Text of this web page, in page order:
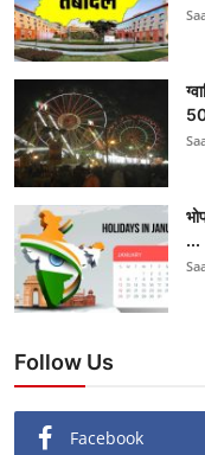
...
Follow Us
Facebook